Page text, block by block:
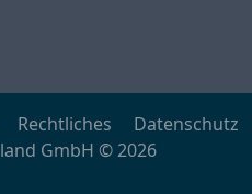
Rechtliches
Datenschutz
GmbH © 2026